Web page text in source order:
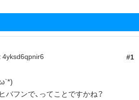
1
4yksd6qpnir6
フンで、ってことですかね？